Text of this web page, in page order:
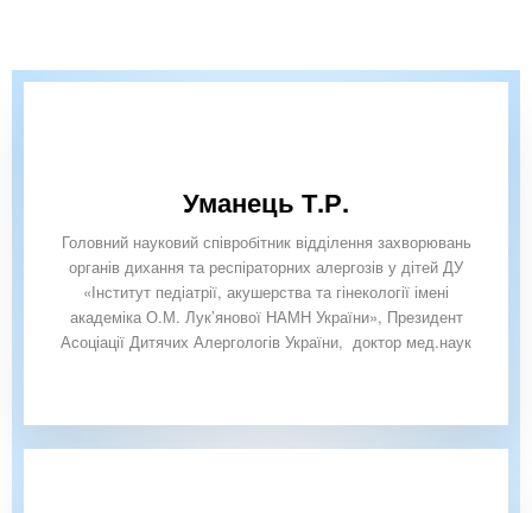
Уманець Т.Р.
Головний науковий співробітник відділення захворювань
органів дихання та респіраторних алергозів у дітей ДУ
«Інститут педіатрії, акушерства та гінекології імені
академіка О.М. Лук’янової НАМН України», Президент
Асоціації Дитячих Алергологів України, доктор мед.наук